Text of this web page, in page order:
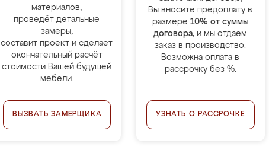
материалов,
проведёт детальные
замеры,
составит проект и сделает
окончательный расчёт
стоимости Вашей будущей
мебели.
ВЫЗВАТЬ ЗАМЕРЩИКА
Вы вносите предоплату в
размере 10% от суммы
договора, и мы отдаём
заказ в производство.
Возможна оплата в
рассрочку без %.
УЗНАТЬ О РАССРОЧКЕ